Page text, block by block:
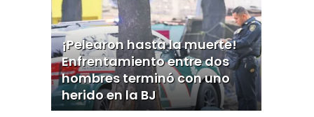
¡Pelearon hasta la muerte!
Enfrentamiento entre dos
hombres terminó con uno
herido en la BJ